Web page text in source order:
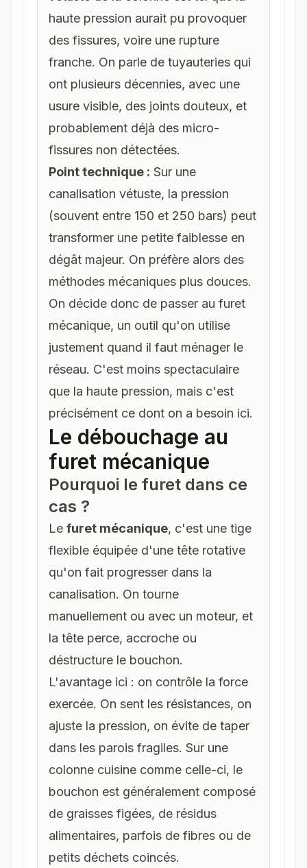
haute pression aurait pu provoquer
des fissures, voire une rupture
franche. On parle de tuyauteries qui
ont plusieurs décennies, avec une
usure visible, des joints douteux, et
probablement déjà des micro-
fissures non détectées.
Point technique : Sur une
canalisation vétuste, la pression
(souvent entre 150 et 250 bars) peut
transformer une petite faiblesse en
dégât majeur. On préfère alors des
méthodes mécaniques plus douces.
On décide donc de passer au furet
mécanique, un outil qu'on utilise
justement quand il faut ménager le
réseau. C'est moins spectaculaire
que la haute pression, mais c'est
précisément ce dont on a besoin ici.
Le débouchage au
furet mécanique
Pourquoi le furet dans ce
cas ?
Le furet mécanique, c'est une tige
flexible équipée d'une tête rotative
qu'on fait progresser dans la
canalisation. On tourne
manuellement ou avec un moteur, et
la tête perce, accroche ou
déstructure le bouchon.
L'avantage ici : on contrôle la force
exercée. On sent les résistances, on
ajuste la pression, on évite de taper
dans les parois fragiles. Sur une
colonne cuisine comme celle-ci, le
bouchon est généralement composé
de graisses figées, de résidus
alimentaires, parfois de fibres ou de
petits déchets coincés.